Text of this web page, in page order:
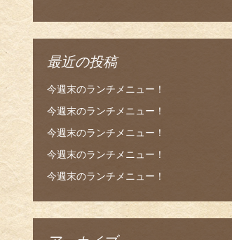
最近の投稿
今週末のランチメニュー！
今週末のランチメニュー！
今週末のランチメニュー！
今週末のランチメニュー！
今週末のランチメニュー！